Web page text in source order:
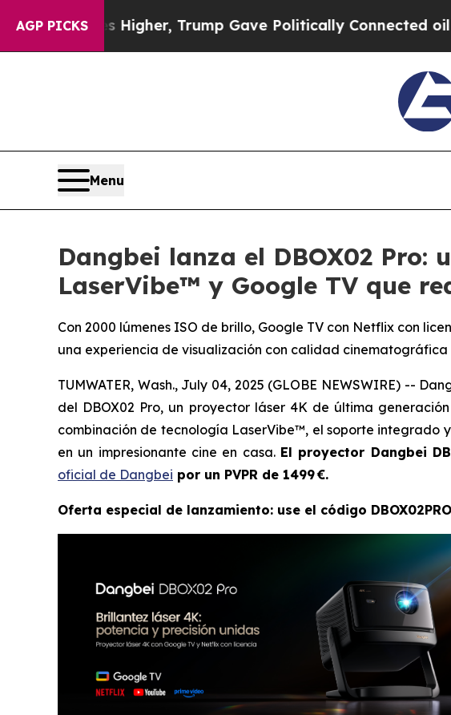
AGP PICKS
Higher, Trump Gave Politically Connected oil
Menu
Dangbei lanza el DBOX02
LaserVibe™ y Google TV que
Con 2000 lúmenes ISO de brillo, Google TV con Netflix con
una experiencia de visualización con calidad
TUMWATER, Wash., July 04, 2025 (GLOBE NEWSWIRE) --
del DBOX02 Pro, un proyector láser 4K de última
combinación de tecnología LaserVibe™, el soporte integrado
en un impresionante cine en casa. El proyector Dangbei
oficial de Dangbei por un PVPR de 1499 €.
Oferta especial de lanzamiento: use el código